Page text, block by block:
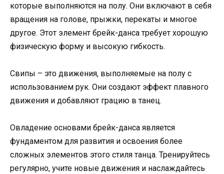
которые выполняются на полу. Они включают в себя
вращения на голове, прыжки, перекаты и многое
другое. Этот элемент брейк-данса требует хорошую
физическую форму и высокую гибкость.
Свипы – это движения, выполняемые на полу с
использованием рук. Они создают эффект плавного
движения и добавляют грацию в танец.
Овладение основами брейк-данса является
фундаментом для развития и освоения более
сложных элементов этого стиля танца. Тренируйтесь
регулярно, учите новые движения и наслаждайтесь